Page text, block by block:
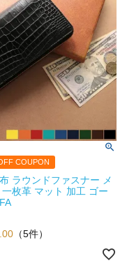
COUPON
ラウンドファスナー メ
枚革 マット 加工 ゴー
（5件）